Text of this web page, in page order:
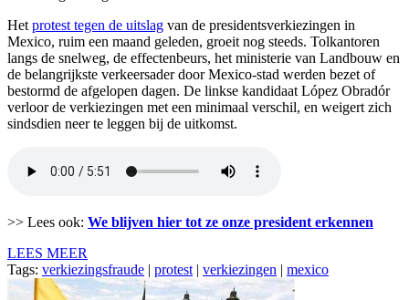
Het protest tegen de uitslag van de presidentsverkiezingen in
Mexico, ruim een maand geleden, groeit nog steeds. Tolkantoren
langs de snelweg, de effectenbeurs, het ministerie van Landbouw en
de belangrijkste verkeersader door Mexico-stad werden bezet of
bestormd de afgelopen dagen. De linkse kandidaat López Obradór
verloor de verkiezingen met een minimaal verschil, en weigert zich
sindsdien neer te leggen bij de uitkomst.
>> Lees ook: We blijven hier tot ze onze president erkennen
LEES MEER
Tags: verkiezingsfraude | protest | verkiezingen | mexico